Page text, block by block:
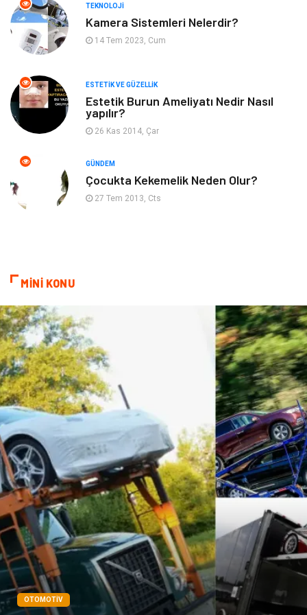
Kadın Hastalıkları Alternatif Tıp
Güzellik
Beslenme
Psikolojik Hastalıklar
Kanser
Bakım
Sağlık Haberleri
Spor Malzemeleri Hediyelik Eşya
Kültür Acil ve İlkyardım
TEKNOLOJI
Kamera Sistemleri Nelerdir?
14 Tem 2023, Cum
ESTETIK VE GÜZELLIK
Estetik Burun Ameliyatı Nedir Nasıl
yapılır?
26 Kas 2014, Çar
GÜNDEM
Çocukta Kekemelik Neden Olur?
27 Tem 2013, Cts
MİNİ KONU
OTOMOTIV